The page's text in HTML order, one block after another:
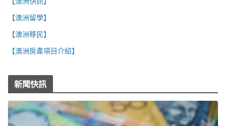
【澳洲留學】
【澳洲移民】
【澳洲房產項目介紹】
新聞快訊